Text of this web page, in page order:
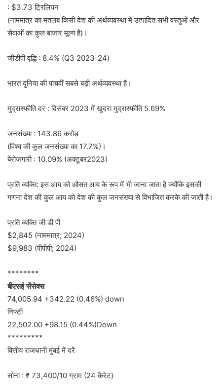
: $3.73 ट्रिलियन
(नाममात्र का मतलब किसी देश की अर्थव्यवस्था में उत्पादित सभी वस्तुओं और
सेवाओं का कुल बाजार मूल्य है)।
जीडीपी वृद्धि : 8.4% (Q3 2023-24)
भारत दुनिया की पांचवीं सबसे बड़ी अर्थव्यवस्था है।
मुद्रास्फीति दर : दिसंबर 2023 में खुदरा मुद्रास्फीति 5.69%
जनसंख्या : 143.86 करोड़
(विश्व की कुल जनसंख्या का 17.7%)।
बेरोजगारी : 10.09% (अक्टूबर2023)
प्रति व्यक्ति: इस आय को औसत आय के रूप में भी जाना जाता है क्योंकि इसकी
गणना देश की कुल आय को देश की कुल जनसंख्या से विभाजित करके की जाती है।
प्रति व्यक्ति जी डी पी
$2,845 (नाममात्र; 2024)
$9,983 (पीपीपी; 2024)
********
बीएसई सेंसेक्स
74,005.94 +342.22 (0.46%) down
निफ्टी
22,502.00 +98.15 (0.44%)Down
*********
वित्तीय राजधानी मुंबई में दरें
सोना : ₹ 73,400/10 ग्राम (24 कैरेट)